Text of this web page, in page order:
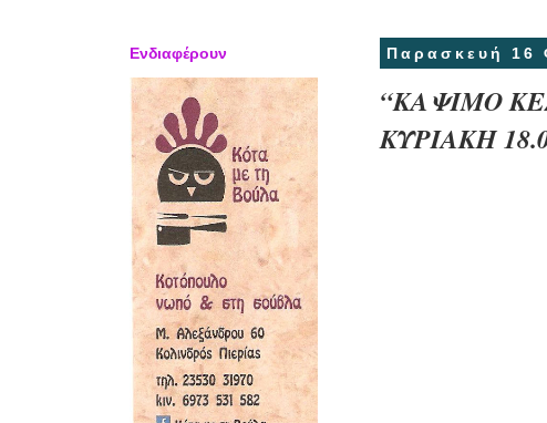
Παρασκευή 16
“ΚΑΨΙΜΟ
ΚΥΡΙΑΚΗ
Ενδιαφέρουν